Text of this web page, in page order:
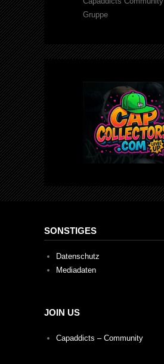
Gruppe
SONSTIGES
Datenschutz
Mediadaten
JOIN US
Capaddicts – Community